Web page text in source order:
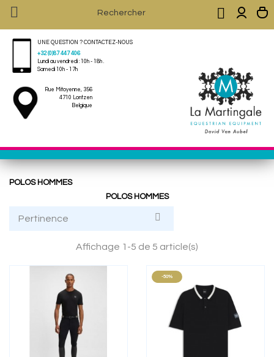
 
UNE QUESTION ? CONTACTEZ-NOUS
+32 (0)87 447 406
Lundi au vendredi : 10h - 18h .
Samedi 10h - 17h
Rue Mitoyenne, 356
4710 Lontzen
Belgique
POLOS HOMMES
POLOS HOMMES
Pertinence 
Affichage 1-5 de 5 article(s)
-50%